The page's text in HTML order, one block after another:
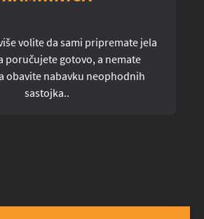
volite da sami pripremate jela
poručujete gotovo, a nemate
obavite nabavku neophodnih
sastojka..